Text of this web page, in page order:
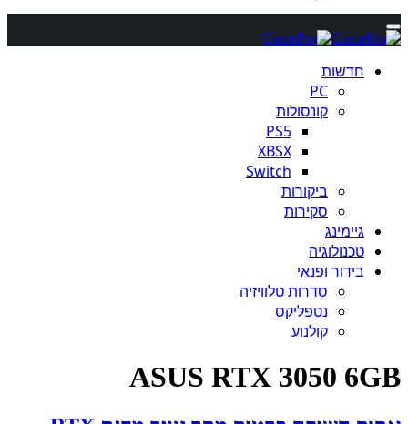
חדשות
PC
קונסולות
PS5
XBSX
Switch
ביקורות
סקירות
גיימינג
טכנולוגיה
בידור ופנאי
סדרות טלוויזיה
נטפליקס
קולנוע
ASUS RTX 3050 6GB